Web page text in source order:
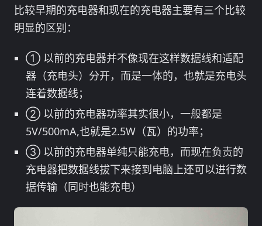
比较早期的充电器和现在的充电器主要有三个比较
明显的区别：
① 以前的充电器并不像现在这样数据线和适配
器（充电头）分开，而是一体的，也就是充电头
连着数据线；
② 以前的充电器功率其实很小，一般都是
5V/500mA,也就是2.5W（瓦）的功率；
③ 以前的充电器单纯只能充电，而现在负责的
充电器把数据线拔下来接到电脑上还可以进行数
据传输（同时也能充电）